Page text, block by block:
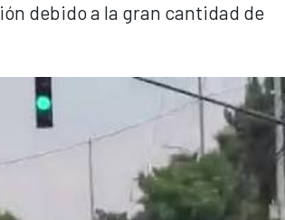
debido a la gran cantidad de